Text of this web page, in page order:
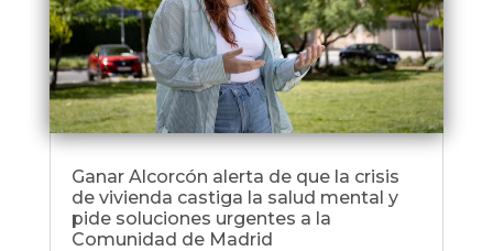
Ganar Alcorcón alerta de que la crisis
de vivienda castiga la salud mental y
pide soluciones urgentes a la
Comunidad de Madrid